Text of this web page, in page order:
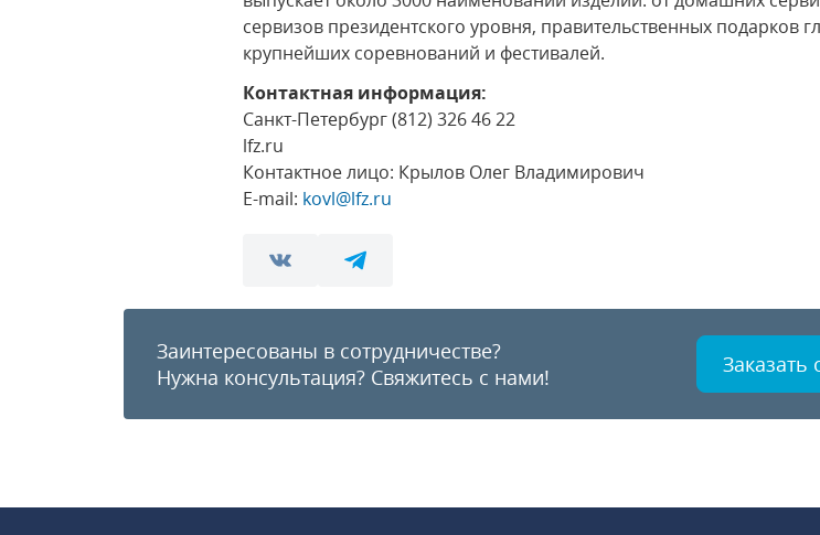
сервизов президентского уровня, правительственных подарков
крупнейших соревнований и фестивалей.
Контактная информация:
Санкт-Петербург (812) 326 46 22
lfz.ru
Контактное лицо: Крылов Олег Владимирович
E-mail: kovl@lfz.ru
Заинтересованы в сотрудничестве?
Нужна консультация? Свяжитесь с нами! Заказать